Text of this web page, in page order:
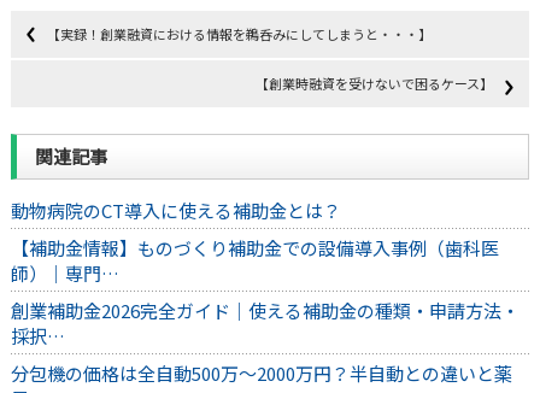
【実録！創業融資における情報を鵜呑みにしてしまうと・・・】
【創業時融資を受けないで困るケース】
関連記事
動物病院のCT導入に使える補助金とは？
【補助金情報】ものづくり補助金での設備導入事例（歯科医
師）｜専門…
創業補助金2026完全ガイド｜使える補助金の種類・申請方法・
採択…
分包機の価格は全自動500万〜2000万円？半自動との違いと薬